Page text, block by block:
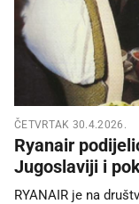
ČETVRTAK 30.4.2026.
Ryanair
Jugoslaviji i
RYANAIR je na